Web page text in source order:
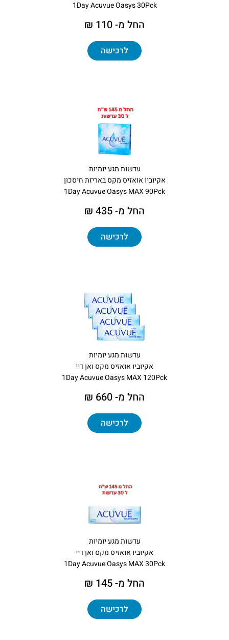
1Day Acuvue Oasys 30Pck
החל מ- 110 ₪
לרכישה
עדשות מגע יומיות
אקיוביו אואזיס מקס באריזת חיסכון
1Day Acuvue Oasys MAX 90Pck
החל מ- 435 ₪
לרכישה
עדשות מגע יומיות
אקיוביו אואזיס מקס ואן דיי
1Day Acuvue Oasys MAX 120Pck
החל מ- 660 ₪
לרכישה
עדשות מגע יומיות
אקיוביו אואזיס מקס ואן דיי
1Day Acuvue Oasys MAX 30Pck
החל מ- 145 ₪
לרכישה